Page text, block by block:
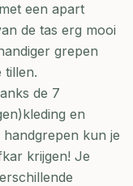
een apart
de tas erg mooi
grepen
tillen.
de 7
en
kun je
krijgen! Je